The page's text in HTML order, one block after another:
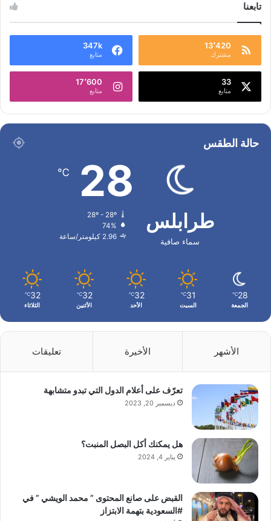
تابعنا
13٬420
مشترك
347k
متابع
33
متابع
17٬600
متابع
حالة الطقس
طرابلس
سماء صافية
28
℃
28º - 28º
74%
2.96 كيلومتر/ساعة
28
℃
الجمعة
31
℃
السبت
32
℃
الأحد
32
℃
الأثنين
32
℃
الثلاثاء
الأشهر الأخيرة تعليقات
تعرّف على أعلام الدول التي تبدو متشابهة
ديسمبر 20, 2023
هل يمكنك أكل البصل المنبت؟
يناير 4, 2024
القبض على صانع المحتوى ” محمد الويشي ” في
#السعودية بتهمة الابتزاز